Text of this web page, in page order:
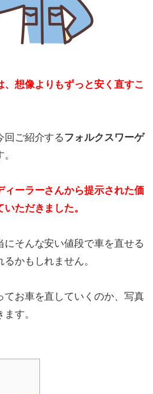
、想像よりもずっと安く直すこ
回ご紹介するフォルクスワーゲ
ィーラーさんから提示された価
ただきました。
そんな安い値段で車を直せる
かもしれません。
てお車を直していくのか、写真
す。